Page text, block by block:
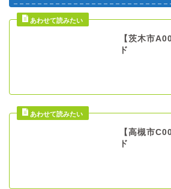
【茨木市
ド
【高槻市
ド